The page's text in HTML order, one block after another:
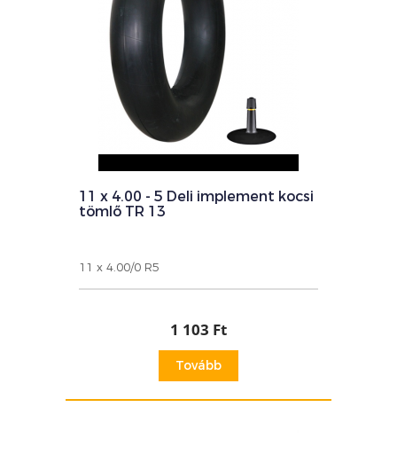
11 x 4.00 - 5 Deli implement kocsi
tömlő TR 13
11 x 4.00/0 R5
1 103 Ft
Tovább